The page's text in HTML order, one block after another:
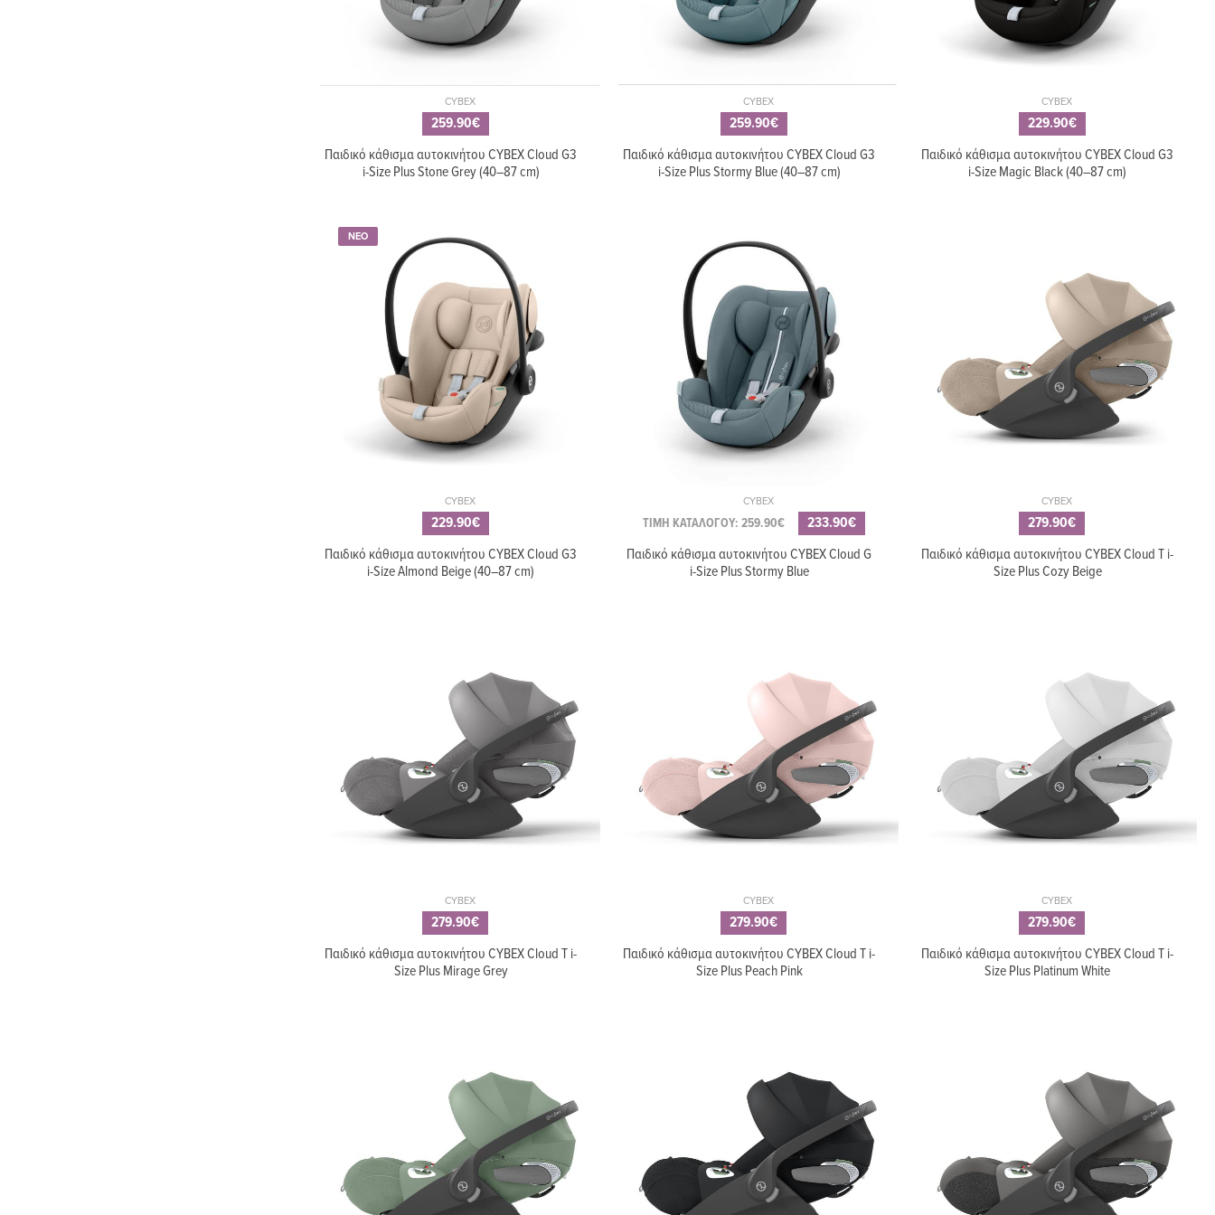
CYBEX
259.90€
Παιδικό κάθισμα αυτοκινήτου CYBEX Cloud G3
i-Size Plus Stone Grey (40–87 cm)
CYBEX
259.90€
Παιδικό κάθισμα αυτοκινήτου CYBEX Cloud G3
i-Size Plus Stormy Blue (40–87 cm)
CYBEX
229.90€
Παιδικό κάθισμα αυτοκινήτου CYBEX Cloud G3
i-Size Magic Black (40–87 cm)
ΝΕΟ
CYBEX
229.90€
Παιδικό κάθισμα αυτοκινήτου CYBEX Cloud G3
i-Size Almond Beige (40–87 cm)
CYBEX
ΤΙΜΗ ΚΑΤΑΛΟΓΟΥ: 259.90€
233.90€
Παιδικό κάθισμα αυτοκινήτου CYBEX Cloud G
i-Size Plus Stormy Blue
CYBEX
279.90€
Παιδικό κάθισμα αυτοκινήτου CYBEX Cloud T i-
Size Plus Cozy Beige
CYBEX
279.90€
Παιδικό κάθισμα αυτοκινήτου CYBEX Cloud T i-
Size Plus Mirage Grey
CYBEX
279.90€
Παιδικό κάθισμα αυτοκινήτου CYBEX Cloud T i-
Size Plus Peach Pink
CYBEX
279.90€
Παιδικό κάθισμα αυτοκινήτου CYBEX Cloud T i-
Size Plus Platinum White